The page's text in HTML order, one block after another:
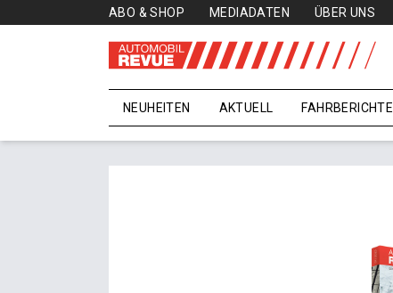
ABO & SHOP MEDIADATEN ÜBER UNS
NEUHEITEN AKTUELL FAHRBERICHTE